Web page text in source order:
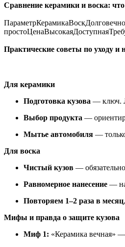
Сравнение керамики и воска:
Практические советы по уходу и
Для керамики
Подготовка кузова — ключ.
Выбор продукта —
Мытье автомобиля —
Для воска
Чистый кузов —
Равномерное нанесение —
Повторяем 1–2 раза в месяц
Мифы и правда о защите кузова
Миф 1: «Керамика вечная» —